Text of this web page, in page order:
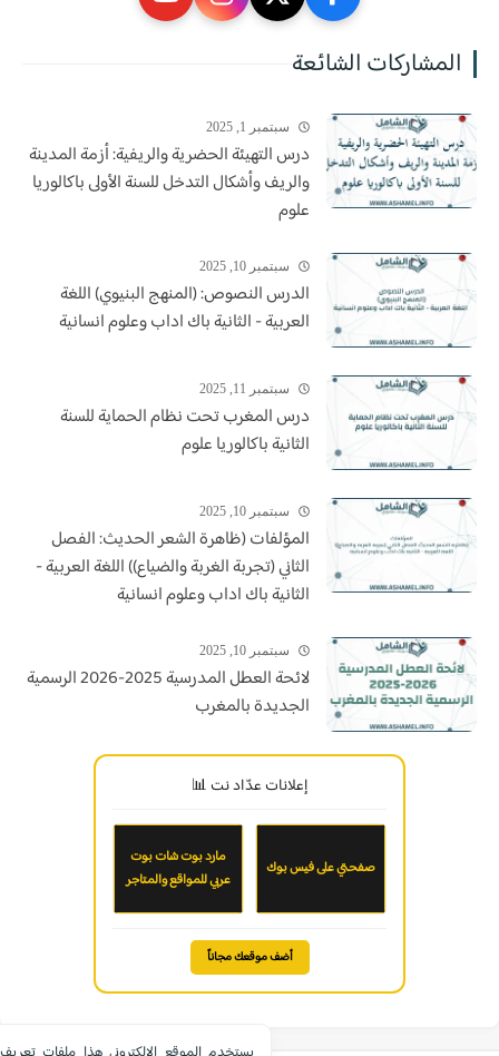
المشاركات الشائعة
سبتمبر 1, 2025
درس التهيئة الحضرية والريفية: أزمة المدينة
والريف وأشكال التدخل للسنة الأولى باكالوريا
علوم
سبتمبر 10, 2025
الدرس النصوص: (المنهج البنيوي) اللغة
العربية - الثانية باك اداب وعلوم انسانية
سبتمبر 11, 2025
درس المغرب تحت نظام الحماية للسنة
الثانية باكالوريا علوم
سبتمبر 10, 2025
المؤلفات (ظاهرة الشعر الحديث: الفصل
الثاني (تجربة الغربة والضياع)) اللغة العربية -
الثانية باك اداب وعلوم انسانية
سبتمبر 10, 2025
لائحة العطل المدرسية 2025-2026 الرسمية
الجديدة بالمغرب
إعلانات عدّاد نت 📊
صفحتي على فيس بوك
مارد بوت شات بوت
عربي للمواقع والمتاجر
أضف موقعك مجاناً